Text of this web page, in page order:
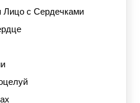
с Сердечками